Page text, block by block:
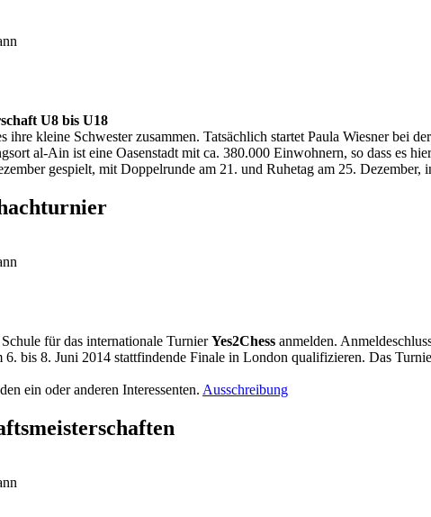
U8 bis U18
ihre kleine Schwester zusammen. Tatsächlich startet Paula Wiesner bei
al-Ain ist eine Oasenstadt mit ca. 380.000 Einwohnern, so dass es
gespielt, mit Doppelrunde am 21. und Ruhetag am 25.
für das internationale TurnierYes2Chess anmelden.
bis 8. Juni 2014 stattfindende Finale in London qualifizieren. Das
ein oder anderen Interessenten. Ausschreibung